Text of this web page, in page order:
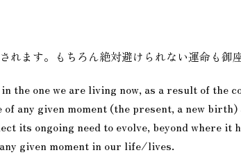
れます。もちろん絶対避けられない運命も御
the one we are living now, as a result of the
any given moment (the present, a new
its ongoing need to evolve, beyond where it
given moment in our life/lives.